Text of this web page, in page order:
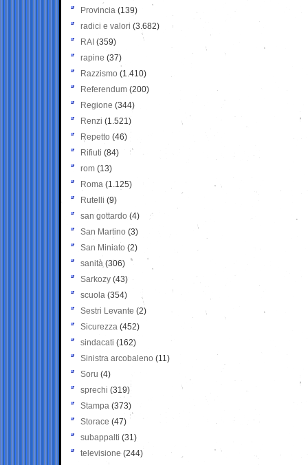
Provincia (139)
radici e valori (3.682)
RAI (359)
rapine (37)
Razzismo (1.410)
Referendum (200)
Regione (344)
Renzi (1.521)
Repetto (46)
Rifiuti (84)
rom (13)
Roma (1.125)
Rutelli (9)
san gottardo (4)
San Martino (3)
San Miniato (2)
sanità (306)
Sarkozy (43)
scuola (354)
Sestri Levante (2)
Sicurezza (452)
sindacati (162)
Sinistra arcobaleno (11)
Soru (4)
sprechi (319)
Stampa (373)
Storace (47)
subappalti (31)
televisione(244)